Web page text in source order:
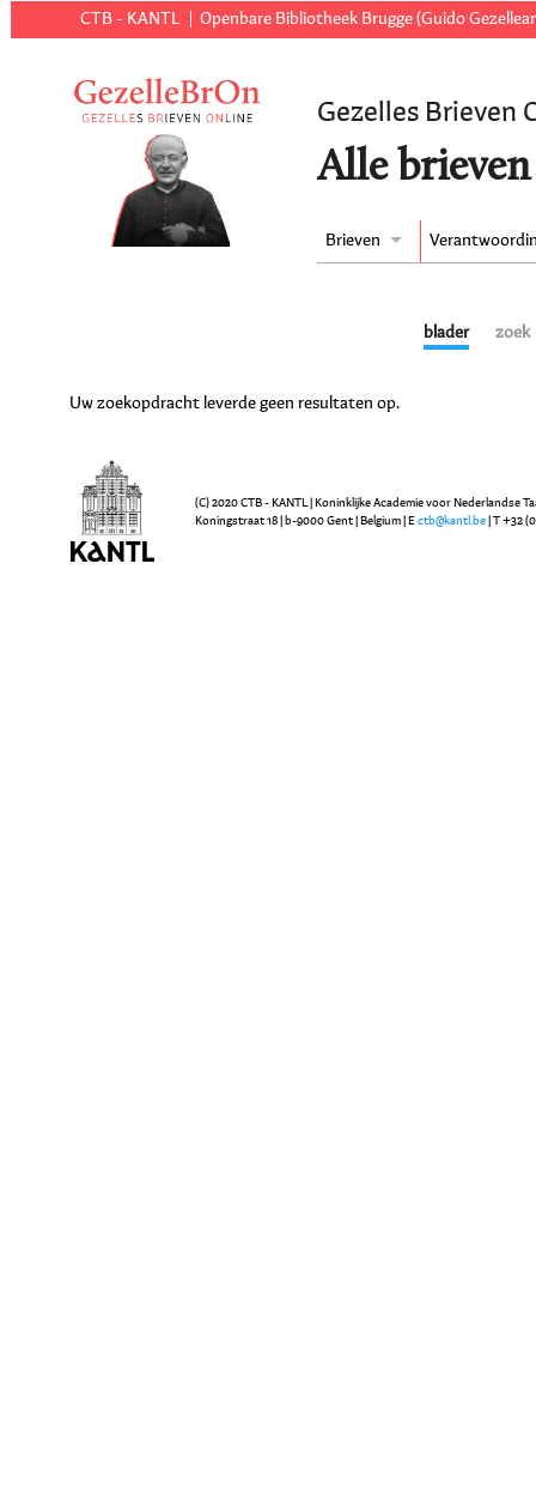
CTB - KANTL Openbare Bibliotheek Brugge (Guido
Gezelles Brieven
Alle brieven
Brieven
blader zoek
Uw zoekopdracht leverde geen resultaten op.
(C) 2020 CTB - KANTL | Koninklijke Academie voor Nederlandse
Koningstraat 18 | b-9000 Gent | Belgium | E ctb@kantl.be | T +32